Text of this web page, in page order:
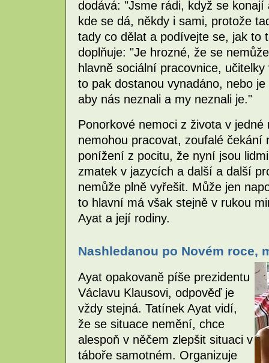
dodává: "Jsme rádi, když se
kde se dá, někdy i sami, protože
tady co dělat a podívejte se, jak to
doplňuje: "Je hrozné, že se
hlavně sociální pracovnice,
to pak dostanou vynadáno, nebo
aby nás neznali a my neznali je."
Ponorkové nemoci z života v
nemohou pracovat, zoufalé
ponížení z pocitu, že nyní jsou
zmatek v jazycích a další a další
nemůže plně vyřešit. Může jen
to hlavní má však stejně v rukou
Ayat a její rodiny.
Nashledanou po Novém roce,
Ayat opakovaně píše prezidentu
Václavu Klausovi, odpověď je
vždy stejná. Tatínek Ayat vidí,
že se situace nemění, chce
alespoň v něčem zlepšit situaci v
táboře samotném. Organizuje